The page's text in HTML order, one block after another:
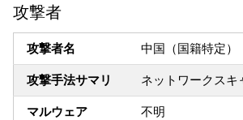
攻撃者
攻撃者名 中国（国籍特定）
攻撃手法サマリ ネットワークスキ
マルウェア 不明